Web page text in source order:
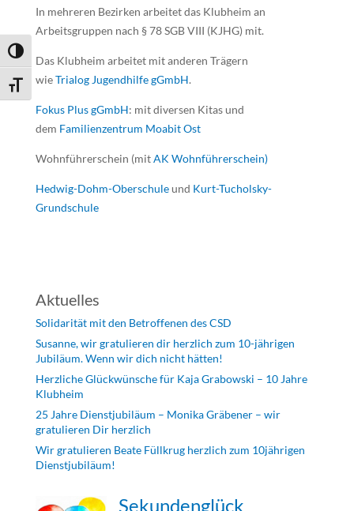
Umschalten auf hohe Kontraste
Schrift vergrößern
In mehreren Bezirken arbeitet das Klubheim an
Arbeitsgruppen nach § 78 SGB VIII (KJHG) mit.
Das Klubheim arbeitet mit anderen Trägern
wieTrialog Jugendhilfe gGmbH.
Fokus Plus gGmbH: mit diversen Kitas und
dem Familienzentrum Moabit Ost
Wohnführerschein (mitAK Wohnführerschein)
Hedwig-Dohm-Oberschuleund Kurt-Tucholsky-
Grundschule
Aktuelles
Solidarität mit den Betroffenen des CSD
Susanne, wir gratulieren dir herzlich zum 10-jährigen
Jubiläum. Wenn wir dich nicht hätten!
Herzliche Glückwünsche für Kaja Grabowski – 10 Jahre
Klubheim
25 Jahre Dienstjubiläum – Monika Gräbener – wir
gratulieren Dir herzlich
Wir gratulieren Beate Füllkrug herzlich zum 10jährigen
Dienstjubiläum!
Sekundenglück